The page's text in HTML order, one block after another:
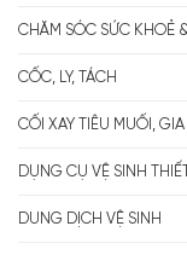
CHĂM SÓC SỨC KHOẺ
CỐC, LY, TÁCH
CỐI XAY TIÊU MUỐI, GIA
DỤNG CỤ VỆ SINH
DUNG DỊCH VỆ SINH